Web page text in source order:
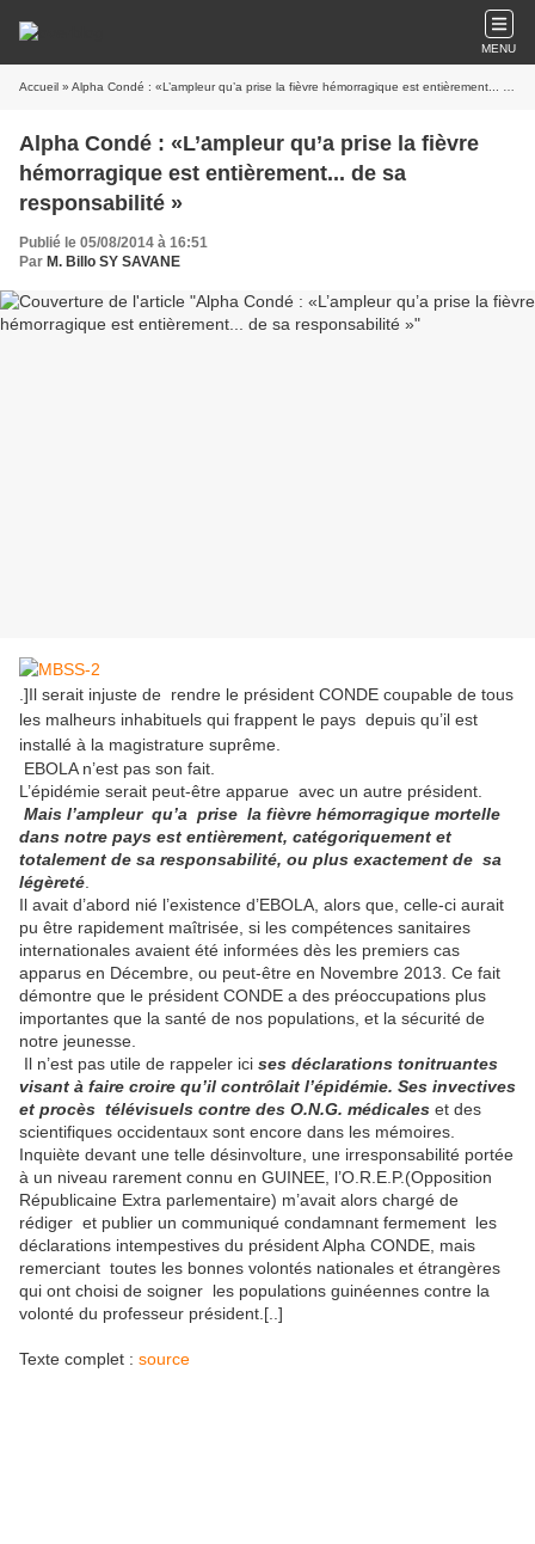
MENU
Accueil » Alpha Condé : «L’ampleur qu’a prise la fièvre hémorragique est entièrement... de sa responsabilité »
Alpha Condé : «L’ampleur qu’a prise la fièvre
hémorragique est entièrement... de sa
responsabilité »
Publié le 05/08/2014 à 16:51
Par M. Billo SY SAVANE
.]Il serait injuste de rendre le président CONDE coupable de tous
les malheurs inhabituels qui frappent le pays depuis qu’il est
installé à la magistrature suprême.
EBOLA n’est pas son fait.
L’épidémie serait peut-être apparue avec un autre président.
Mais l’ampleur qu’a prise la fièvre hémorragique mortelle
dans notre pays est entièrement, catégoriquement et
totalement de sa responsabilité, ou plus exactement de sa
légèreté
Il avait d’abord nié l’existence d’EBOLA, alors que, celle-ci aurait
pu être rapidement maîtrisée, si les compétences sanitaires
internationales avaient été informées dès les premiers cas
apparus en Décembre, ou peut-être en Novembre 2013. Ce fait
démontre que le président CONDE a des préoccupations plus
importantes que la santé de nos populations, et la sécurité de
notre jeunesse.
Il n’est pas utile de rappeler ici ses déclarations tonitruantes
visant à faire croire qu’il contrôlait l’épidémie. Ses invectives
et procès télévisuels contre des O.N.G. médicales et des
scientifiques occidentaux sont encore dans les mémoires.
Inquiète devant une telle désinvolture, une irresponsabilité portée
à un niveau rarement connu en GUINEE, l’O.R.E.P.(Opposition
Républicaine Extra parlementaire) m’avait alors chargé de
rédiger et publier un communiqué condamnant fermement les
déclarations intempestives du président Alpha CONDE, mais
remerciant toutes les bonnes volontés nationales et étrangères
qui ont choisi de soigner les populations guinéennes contre la
volonté du professeur président.[..]
Texte complet : source